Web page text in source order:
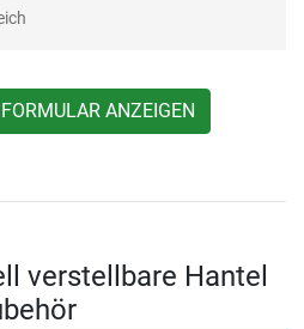
ANZEIGEN
verstellbare Hantel